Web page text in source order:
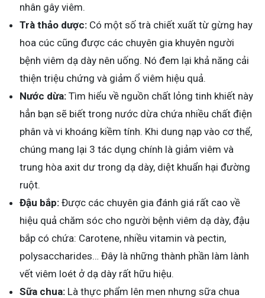
nhân gây viêm.
Trà thảo dược: Có một số trà chiết xuất từ gừng hay
hoa cúc cũng được các chuyên gia khuyên người
bệnh viêm dạ dày nên uống. Nó đem lại khả năng cải
thiện triệu chứng và giảm ổ viêm hiệu quả.
Nước dừa: Tìm hiểu về nguồn chất lỏng tinh khiết này
hẳn bạn sẽ biết trong nước dừa chứa nhiều chất điện
phân và vi khoáng kiềm tính. Khi dung nạp vào cơ thể,
chúng mang lại 3 tác dụng chính là giảm viêm và
trung hòa axit dư trong dạ dày, diệt khuẩn hại đường
ruột.
Đậu bắp: Được các chuyên gia đánh giá rất cao về
hiệu quả chăm sóc cho người bệnh viêm dạ dày, đậu
bắp có chứa: Carotene, nhiều vitamin và pectin,
polysaccharides… Đây là những thành phần làm lành
vết viêm loét ở dạ dày rất hữu hiệu.
Sữa chua: Là thực phẩm lên men nhưng sữa chua